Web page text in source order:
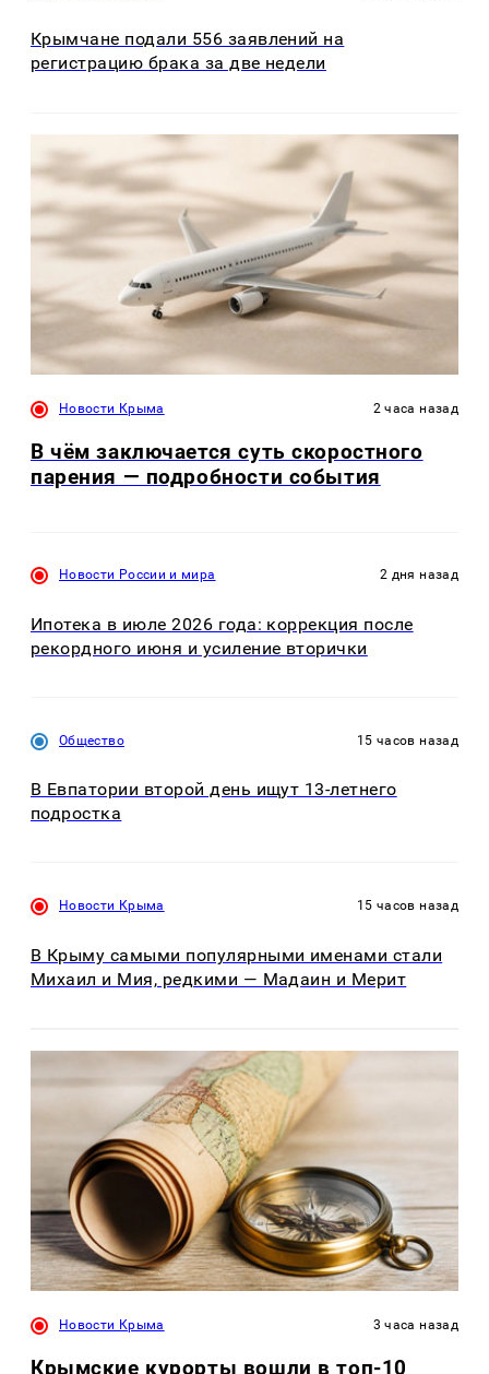
Крымчане подали 556 заявлений на
регистрацию брака за две недели
Новости Крыма 2 часа назад
В чём заключается суть скоростного
парения — подробности события
Новости России и мира 2 дня назад
Ипотека в июле 2026 года: коррекция после
рекордного июня и усиление вторички
Общество 15 часов назад
В Евпатории второй день ищут 13-летнего
подростка
Новости Крыма 15 часов назад
В Крыму самыми популярными именами стали
Михаил и Мия, редкими — Мадаин и Мерит
Новости Крыма 3 часа назад
Крымские курорты вошли в топ-10